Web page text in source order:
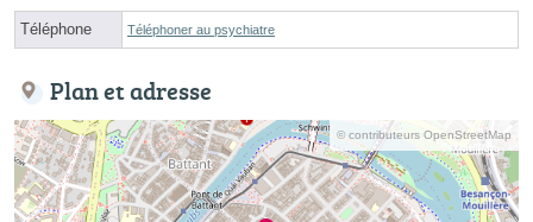
Téléphone Téléphoner au psychiatre
Plan et adresse
© contributeurs OpenStreetMap